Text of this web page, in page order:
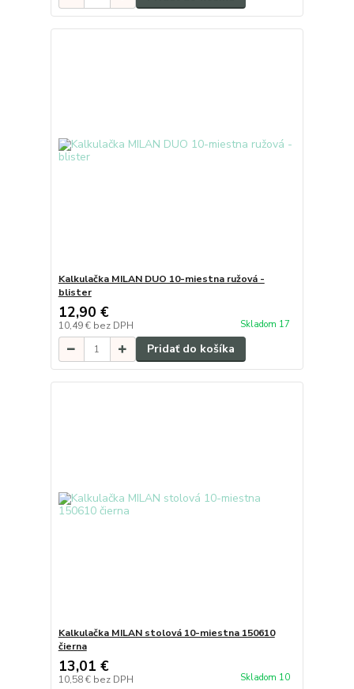
Kalkulačka MILAN DUO 10-miestna ružová -
blister
12,90 €
10,49 € bez DPH Skladom 17
Pridať do košíka
Kalkulačka MILAN stolová 10-miestna 150610
čierna
13,01 €
10,58 € bez DPH Skladom 10